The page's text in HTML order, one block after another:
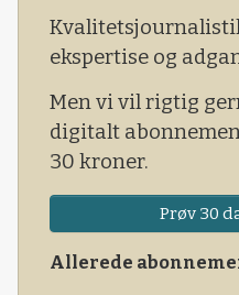
ekspertise og
Men vi vil rigtig
digitalt
30 kroner.
Prøv 30
Allerede